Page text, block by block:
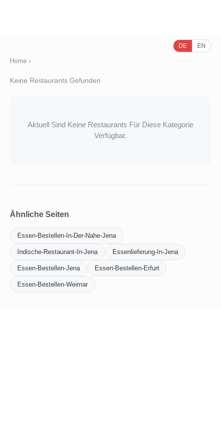
DE EN
Home ›
Keine Restaurants Gefunden
Aktuell Sind Keine Restaurants Für Diese Kategorie
Verfügbar.
Ähnliche Seiten
Essen-Bestellen-In-Der-Nahe-Jena
Indische-Restaurant-In-Jena Essenlieferung-In-Jena
Essen-Bestellen-Jena Essen-Bestellen-Erfurt
Essen-Bestellen-Weimar